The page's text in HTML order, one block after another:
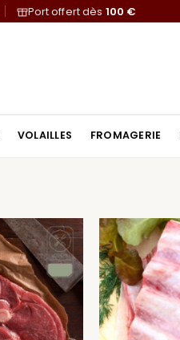
Port offert dès 100 €
VOLAILLES FROMAGERIE